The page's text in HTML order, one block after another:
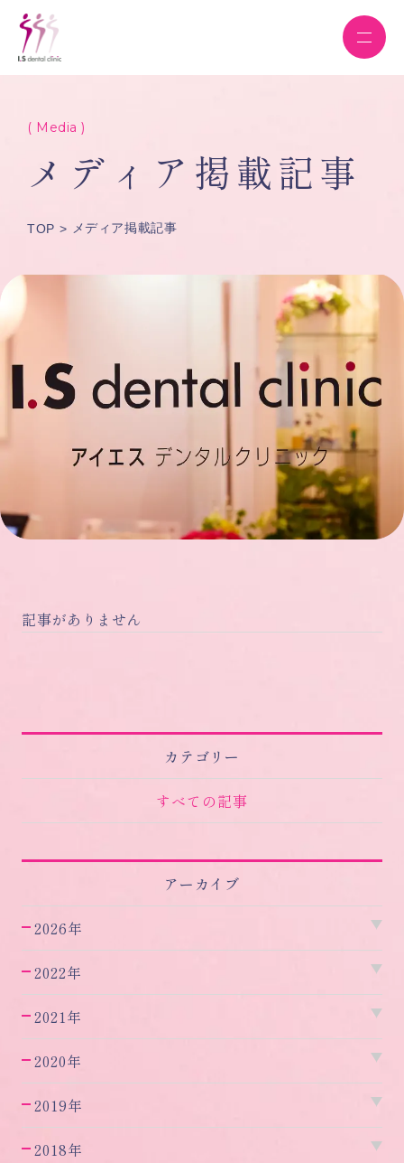
( Media )
メディア掲載記事
TOP メディア掲載記事
カテゴリー
すべての記事
アーカイブ
2026年
2022年
2021年
2020年
2019年
2018年
記事がありません